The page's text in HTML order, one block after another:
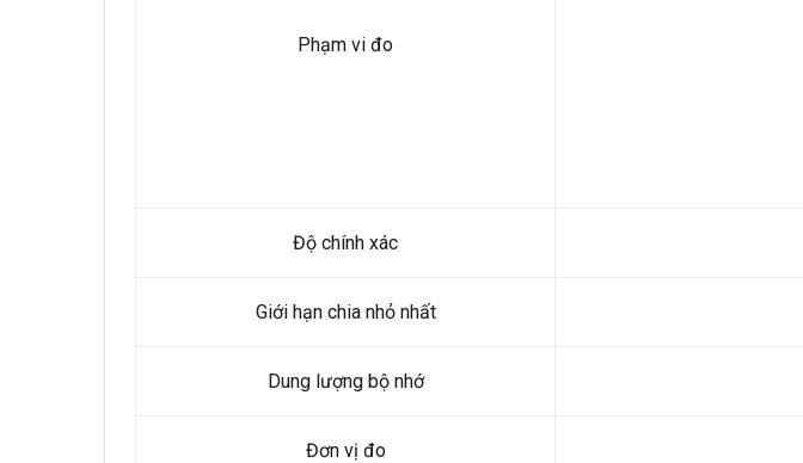
Phạm vi đo
Độ chính xác
Giới hạn chia nhỏ nhất
Dung lượng bộ nhớ
Đơn vị đo